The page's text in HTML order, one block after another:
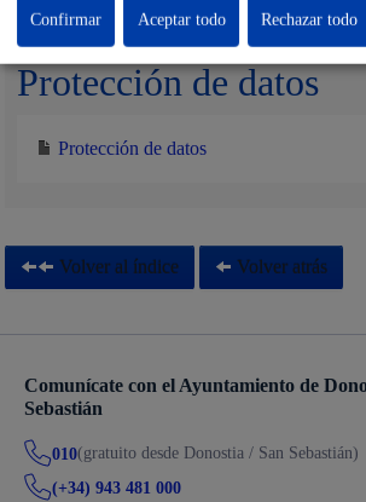
Protección de datos
Protección de datos
Volver al índice Volver atrás
Comunícate con el Ayuntamiento de
Sebastián
010(gratuito desde Donostia / San Sebastián)
(+34) 943 481 000
Rechazar todo
Confirmar Aceptar todo